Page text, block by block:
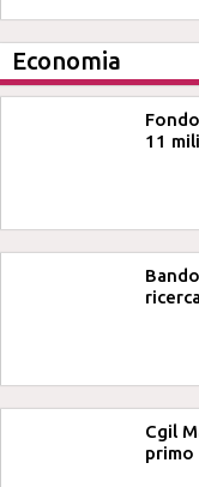
Economia
11
Cgil
primo